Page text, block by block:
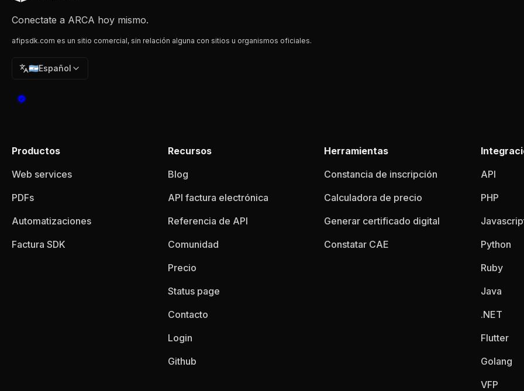
Conectate a ARCA hoy mismo.
afipsdk.com es un sitio comercial, sin relación alguna con sitios u organismos oficiales.
🇦🇷Español
Productos
Web services
PDFs
Automatizaciones
Factura SDK
Recursos
Blog
API factura electrónica
Referencia de API
Comunidad
Precio
Status page
Contacto
Login
Github
Herramientas
Constancia de inscripción
Calculadora de precio
Generar certificado digital
Constatar CAE
API
PHP
Python
Ruby
Java
.NET
Flutter
Golang
VFP